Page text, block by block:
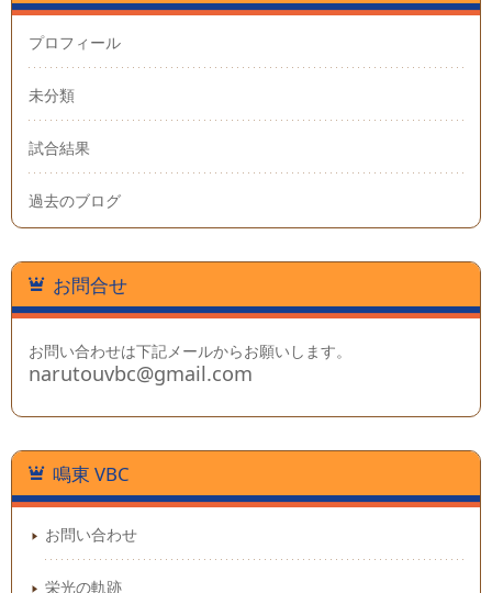
プロフィール
未分類
試合結果
過去のブログ
お問合せ
お問い合わせは下記メールからお願いします。
narutouvbc@gmail.com
鳴東 VBC
お問い合わせ
栄光の軌跡